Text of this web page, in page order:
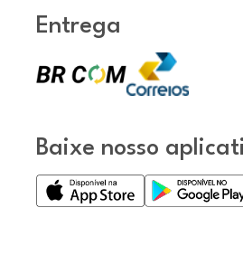
Entrega
Baixe nosso